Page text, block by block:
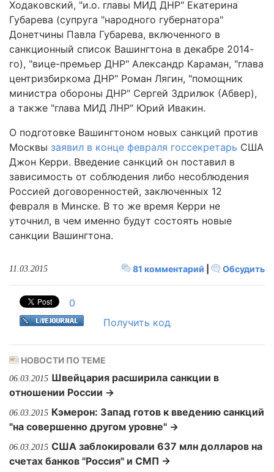
Ходаковский, "и.о. главы МИД ДНР" Екатерина
Губарева (супруга "народного губернатора"
Донетчины Павла Губарева, включенного в
санкционный список Вашингтона в декабре 2014-
го), "вице-премьер ДНР" Александр Караман, "глава
центризбиркома ДНР" Роман Лягин, "помощник
министра обороны ДНР" Сергей Здрилюк (Абвер),
а также "глава МИД ЛНР" Юрий Ивакин.
О подготовке Вашингтоном новых санкций против
Москвы заявил в конце февраля госсекретарь США
Джон Керри. Введение санкций он поставил в
зависимость от соблюдения либо несоблюдения
Россией договоренностей, заключенных 12
февраля в Минске. В то же время Керри не
уточнил, в чем именно будут состоять новые
санкции Вашингтона.
81 комментарий Обсудить
11.03.2015
0
Получить код
НОВОСТИ ПО ТЕМЕ
06.03.2015 Швейцария расширила санкции в
отношении России →
06.03.2015 Кэмерон: Запад готов к введению санкций
"на совершенно другом уровне" →
06.03.2015 США заблокировали 637 млн долларов на
счетах банков "Россия" и СМП →